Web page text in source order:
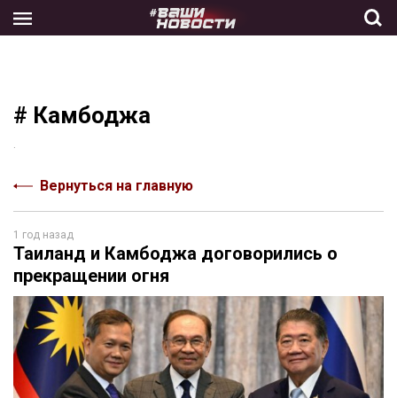
the
# Камбоджа
Вернуться на главную
1 год назад
Таиланд и Камбоджа договорились о
прекращении огня